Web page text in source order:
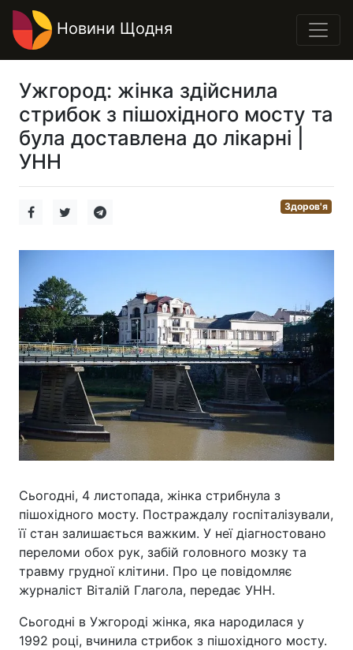
Новини Щодня
Ужгород: жінка здійснила
стрибок з пішохідного мосту та
була доставлена до лікарні |
УНН
Здоров'я
Сьогодні, 4 листопада, жінка стрибнула з
пішохідного мосту. Постраждалу госпіталізували,
її стан залишається важким. У неї діагностовано
переломи обох рук, забій головного мозку та
травму грудної клітини. Про це повідомляє
журналіст Віталій Глагола, передає УНН.
Сьогодні в Ужгороді жінка, яка народилася у
1992 році, вчинила стрибок з пішохідного мосту.